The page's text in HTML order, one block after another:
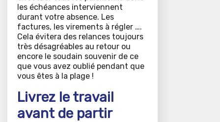
les échéances interviennent
durant votre absence. Les
factures, les virements à régler ….
Cela évitera des relances toujours
très désagréables au retour ou
encore le soudain souvenir de ce
que vous avez oublié pendant que
vous êtes à la plage !
Livrez le travail
avant de partir